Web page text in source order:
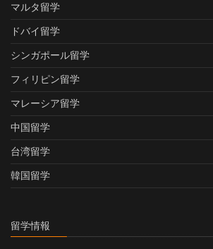
マルタ留学
ドバイ留学
シンガポール留学
フィリピン留学
マレーシア留学
中国留学
台湾留学
韓国留学
留学情報